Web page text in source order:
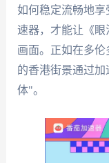
如何稳定流畅地享
速器，才能让《
画面。正如在多
的香港街景通过
体"。